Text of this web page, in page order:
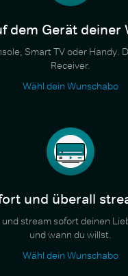
dem Gerät deiner
Smart TV oder Handy.
Receiver.
Wähl dein Wunschabo
und überall
und stream sofort deinen
und wann du willst.
Wähl dein Wunschabo